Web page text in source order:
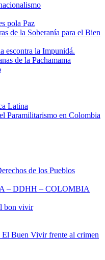
pola Paz
de la Soberanía para el Bien
escontra la Impunidá.
de la Pachamama
Latina
Paramilitarismo en Colombia
de los Pueblos
– DDHH – COLOMBIA
bon vivir
El Buen Vivir frente al crimen